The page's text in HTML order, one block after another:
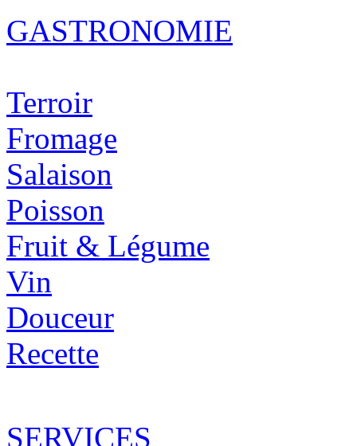
GASTRONOMIE
Terroir
Fromage
Salaison
Poisson
Fruit & Légume
Vin
Douceur
Recette
SERVICES